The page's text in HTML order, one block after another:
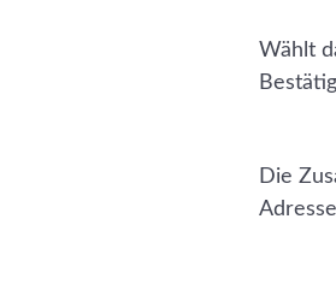
Wählt
Die